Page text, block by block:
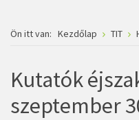
Ön itt van: Kezdőlap TIT
Kutatók
szeptember